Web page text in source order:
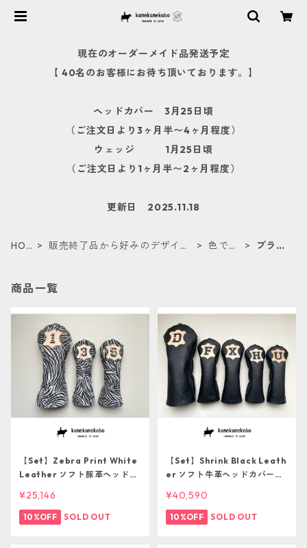
現在のオーダーメイド品発送予定
【 40名のお客様にお待ち頂いております。】
ヘッドカバー 3月25日頃
（ご注文日より3ヶ月半〜4ヶ月程度）
ウェッジ 1月25日頃
（ご注文日より1ヶ月半〜2ヶ月程度）
更新日 2025.11.18
HOM
販売終了品から好みのデザイン
色で探
ブラッ
商品一覧
【Set】Zebra Print White
Leather ソフト豚革ヘッドカ
つき再販不可】
¥25,146
10%OFF SOLD OUT
【Set】Shrink Black Leath
er ソフト牛革ヘッドカバー５
販不可】
¥40,590
10%OFF SOLD OUT